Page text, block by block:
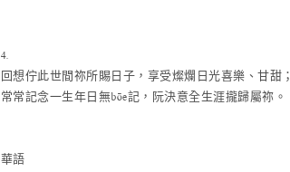
4.
回想佇此世間祢所賜日子，享受燦爛日光喜樂、甘甜；
常常記念一生年日無bōe記，阮決意全生涯攏歸屬祢。
華語